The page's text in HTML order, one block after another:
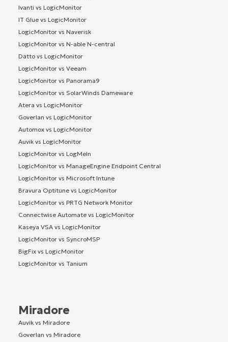
Ivanti vs LogicMonitor
IT Glue vs LogicMonitor
LogicMonitor vs Naverisk
LogicMonitor vs N-able N-central
Datto vs LogicMonitor
LogicMonitor vs Veeam
LogicMonitor vs Panorama9
LogicMonitor vs SolarWinds Dameware
Atera vs LogicMonitor
Goverlan vs LogicMonitor
Automox vs LogicMonitor
Auvik vs LogicMonitor
LogicMonitor vs LogMeIn
LogicMonitor vs ManageEngine Endpoint Central
LogicMonitor vs Microsoft Intune
Bravura Optitune vs LogicMonitor
LogicMonitor vs PRTG Network Monitor
Connectwise Automate vs LogicMonitor
Kaseya VSA vs LogicMonitor
LogicMonitor vs SyncroMSP
BigFix vs LogicMonitor
LogicMonitor vs Tanium
Miradore
Auvik vs Miradore
Goverlan vs Miradore